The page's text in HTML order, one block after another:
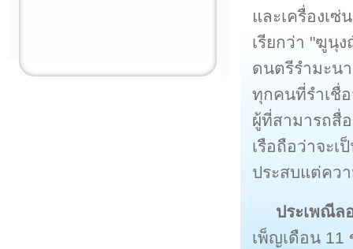
และเครื่องเ
เรียกว่า "ฆูนุ
ดนตรีรำมะน
ทุกคนที่รำเชื่
ผู้ที่สามารถสื่
เรือถือว่าจะ
ประสบแต่คว
ประเพณีล
เพ็ญเดือน 11